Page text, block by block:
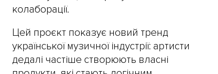
колаборації.
Цей проєкт показує новий тренд
української музичної індустрії: артисти
дедалі частіше створюють власні